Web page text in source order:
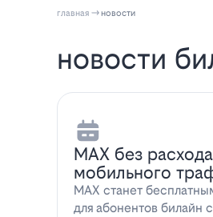
главная новости
новости
MAX без расхода
мобильного
MAX станет
для абонентов билайн с